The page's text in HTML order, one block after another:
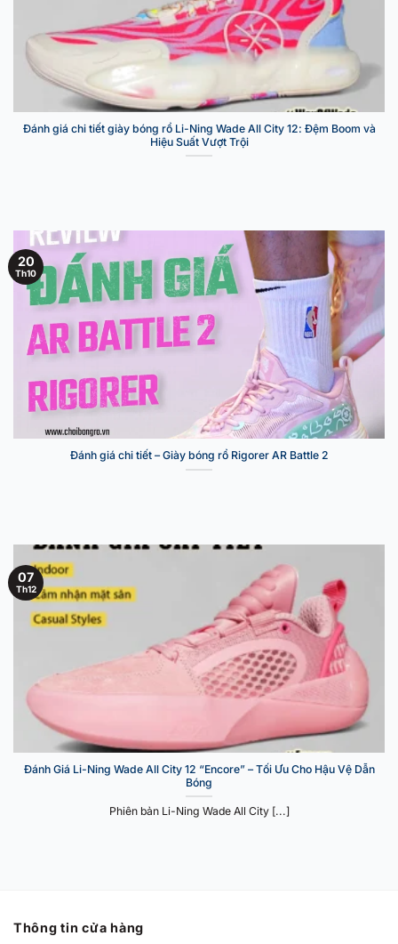
Đánh giá chi tiết giày bóng rổ Li-Ning Wade All City 12: Đệm Boom và
Hiệu Suất Vượt Trội
Đánh giá chi tiết – Giày bóng rổ Rigorer AR Battle 2
20
Th10
Đánh Giá Li-Ning Wade All City 12 “Encore” – Tối Ưu Cho Hậu Vệ Dẫn
Bóng
Phiên bản Li-Ning Wade All City [...]
07
Th12
Thông tin cửa hàng